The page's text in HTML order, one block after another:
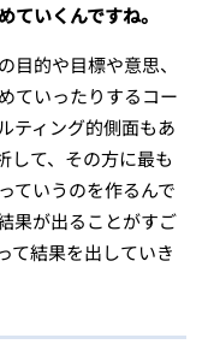
ていくんですね。
的や目標や意思、
ていったりするコー
ティング的側面もあ
して、その方に最も
ていうのを作るんで
果が出ることがすご
て結果を出していき